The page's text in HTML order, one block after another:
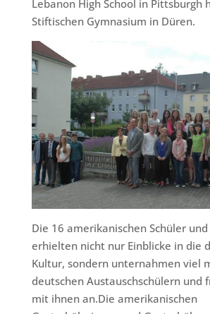
Lebanon High School in Pittsburgh
Stiftischen Gymnasium in Düren.
Die 16 amerikanischen Schüler
erhielten nicht nur Einblicke in die
Kultur, sondern unternahmen viel
deutschen Austauschschülern und
mit ihnen an.Die amerikanischen